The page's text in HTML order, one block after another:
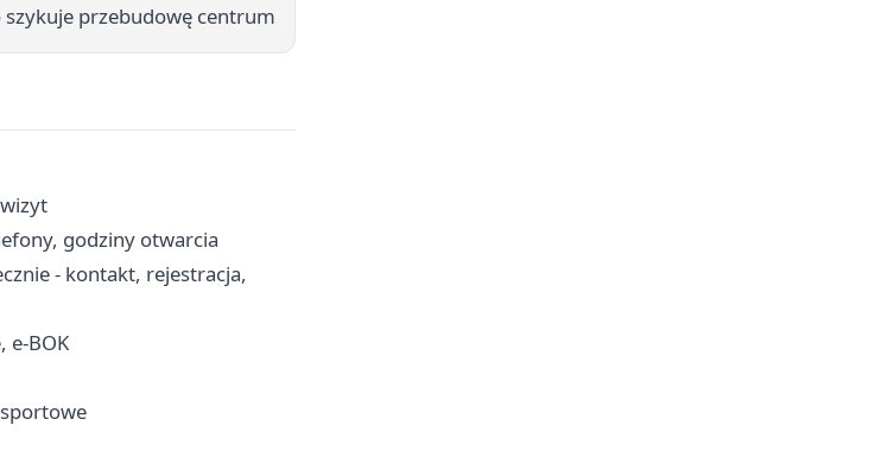
przebudowę centrum
godziny otwarcia
- kontakt, rejestracja,
e-BOK